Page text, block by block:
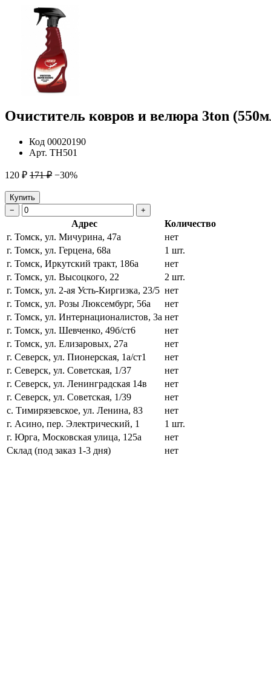
Очиститель ковров и велюра 3ton
Код 00020190
Арт. TH501
120 ₽ 171 ₽ −30%
Купить
−
+
Адрес
Количество
г. Томск, ул. Мичурина, 47а
нет
г. Томск, ул. Герцена, 68а
1 шт.
г. Томск, Иркутский тракт, 186а
нет
г. Томск, ул. Высоцкого, 22
2 шт.
г. Томск, ул. 2-ая Усть-Киргизка, 23/5 нет
г. Томск, ул. Розы Люксембург, 56а
нет
г. Томск, ул. Интернационалистов, 3а нет
г. Томск, ул. Шевченко, 49б/ст6
нет
г. Томск, ул. Елизаровых, 27а
нет
г. Северск, ул. Пионерская, 1а/ст1
нет
г. Северск, ул. Советская, 1/37
нет
г. Северск, ул. Ленинградская 14в
нет
г. Северск, ул. Советская, 1/39
нет
с. Тимирязевское, ул. Ленина, 83
нет
г. Асино, пер. Электрический, 1
1 шт.
г. Юрга, Московская улица, 125а
нет
Склад (под заказ 1-3 дня)
нет